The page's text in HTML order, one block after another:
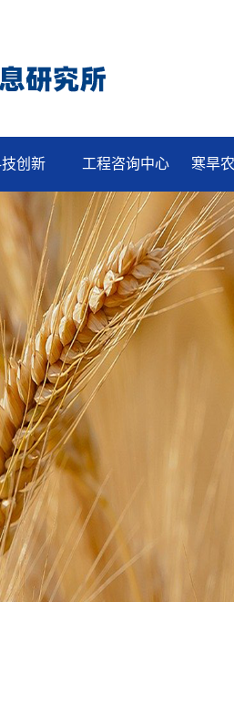
创新 工程咨询中心 寒旱